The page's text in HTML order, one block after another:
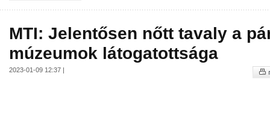
MTI: Jelentősen nőtt tavaly a
múzeumok látogatottsága
2023-01-09 12:37 |